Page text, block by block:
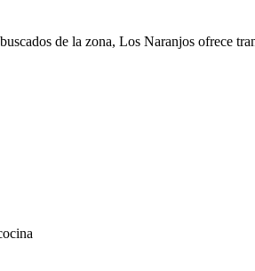
de la zona, Los Naranjos ofrece